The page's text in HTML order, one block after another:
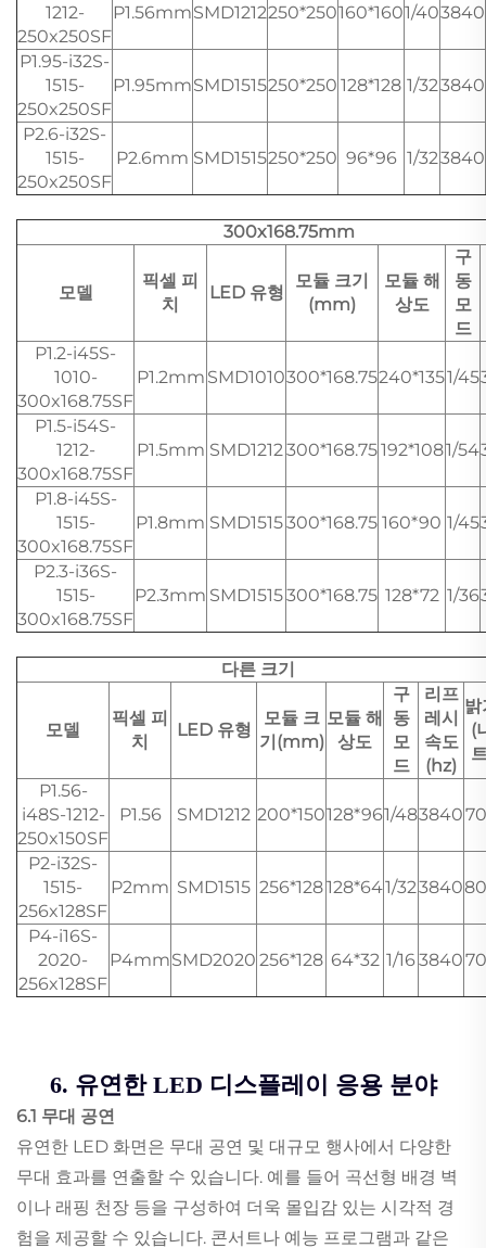
1212-
250x250SF
P1.56mmSMD1212250*250160*1601/403840
P1.95-i32S-
1515-
250x250SF
P1.95mmSMD1515250*250 128*128 1/323840
P2.6-i32S-
1515-
250x250SF
P2.6mm SMD1515250*250 96*96 1/323840
300x168.75mm
모델
픽셀 피
치
LED 유형
모듈 크기
(mm)
모듈 해
상도
구
동
모
드
P1.2-i45S-
1010-
300x168.75SF
P1.2mm SMD1010300*168.75240*1351/45
P1.5-i54S-
1212-
300x168.75SF
P1.5mm SMD1212 300*168.75192*1081/54
P1.8-i45S-
1515-
300x168.75SF
P1.8mm SMD1515300*168.75 160*90 1/45
P2.3-i36S-
1515-
300x168.75SF
P2.3mm SMD1515300*168.75 128*72 1/36
다른 크기
모델
픽셀 피
치
LED 유형
모듈 크
기(mm)
모듈 해
상도
구
동
모
드
리프
레시
속도
(hz)
밝
(
P1.56-
i48S-1212-
250x150SF
P1.56 SMD1212 200*150128*961/483840
P2-i32S-
1515-
256x128SF
P2mm SMD1515 256*128128*641/323840
P4-i16S-
2020-
256x128SF
P4mmSMD2020 256*128 64*32 1/163840
6. 유연한 LED 디스플레이 응용 분야
6.1 무대 공연
유연한 LED 화면은 무대 공연 및 대규모 행사에서 다양한
무대 효과를 연출할 수 있습니다. 예를 들어 곡선형 배경 벽
이나 래핑 천장 등을 구성하여 더욱 몰입감 있는 시각적 경
험을 제공할 수 있습니다. 콘서트나 예능 프로그램과 같은